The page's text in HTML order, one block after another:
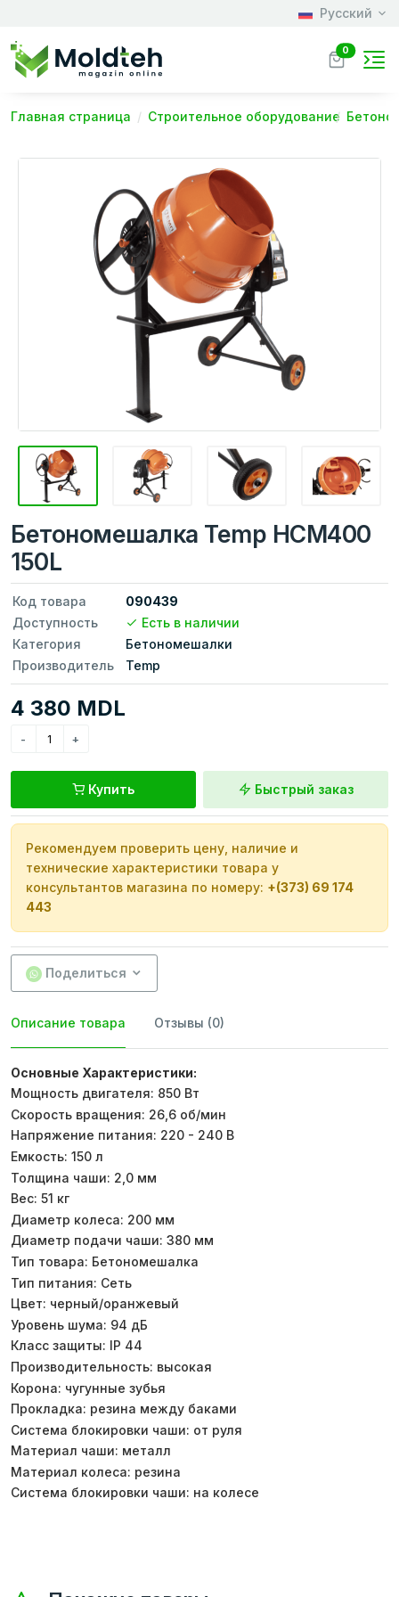
Русский
0
Главная страница Строительное оборудование
Бетономешалка Temp HCM400
150L
Код товара
090439
Доступность
Есть в наличии
Категория
Бетономешалки
Производитель
Temp
4 380 MDL
Купить Быстрый заказ
Рекомендуем проверить цену, наличие и
технические характеристики товара у
консультантов магазина по номеру: +(373) 69 174
443
Поделиться
Описание товара Отзывы (0)
Основные Характеристики:
Мощность двигателя: 850 Вт
Скорость вращения: 26,6 об/мин
Напряжение питания: 220 - 240 В
Емкость: 150 л
Толщина чаши: 2,0 мм
Вес: 51 кг
Диаметр колеса: 200 мм
Диаметр подачи чаши: 380 мм
Тип товара: Бетономешалка
Тип питания: Сеть
Цвет: черный/оранжевый
Уровень шума: 94 дБ
Класс защиты: IP 44
Производительность: высокая
Корона: чугунные зубья
Прокладка: резина между баками
Система блокировки чаши: от руля
Материал чаши: металл
Материал колеса: резина
Система блокировки чаши: на колесе